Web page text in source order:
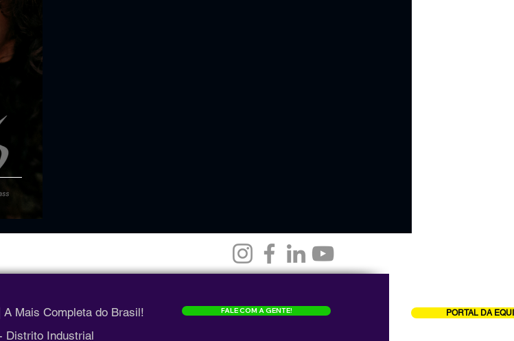
Mais Completa do Brasil!
Distrito Industrial
FALE COM A GENTE! PORTAL DA